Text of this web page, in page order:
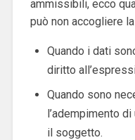
ammissibili, ecco
può non accogliere
Quando i dati
diritto
Quando sono
l’adempimento
il soggetto.